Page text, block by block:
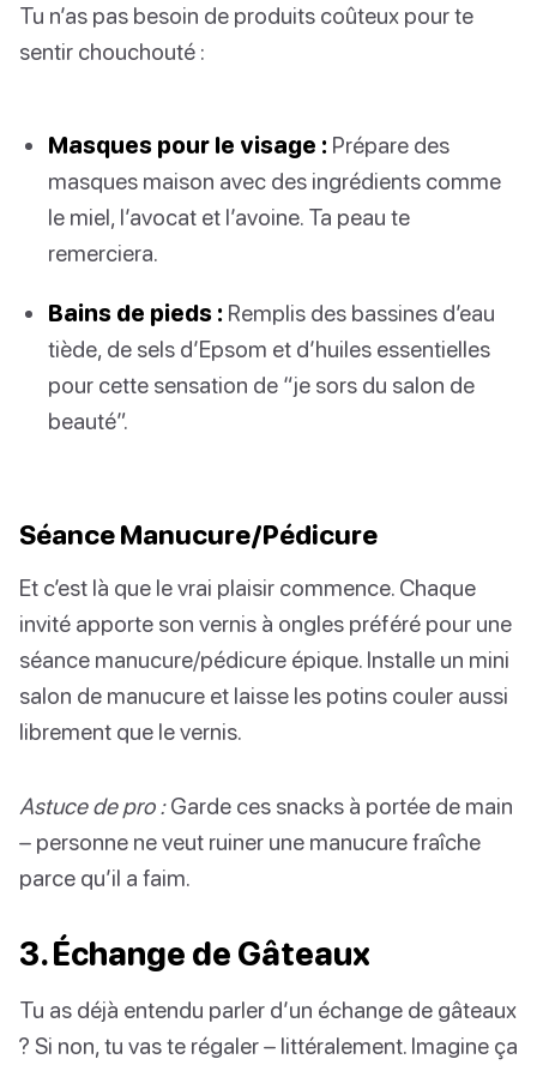
Tu n’as pas besoin de produits coûteux pour te
sentir chouchouté :
Masques pour le visage : Prépare des
masques maison avec des ingrédients comme
le miel, l’avocat et l’avoine. Ta peau te
remerciera.
Bains de pieds : Remplis des bassines d’eau
tiède, de sels d’Epsom et d’huiles essentielles
pour cette sensation de “je sors du salon de
beauté”.
Séance Manucure/Pédicure
Et c’est là que le vrai plaisir commence. Chaque
invité apporte son vernis à ongles préféré pour une
séance manucure/pédicure épique. Installe un mini
salon de manucure et laisse les potins couler aussi
librement que le vernis.
Astuce de pro :Garde ces snacks à portée de main
– personne ne veut ruiner une manucure fraîche
parce qu’il a faim.
3. Échange de Gâteaux
Tu as déjà entendu parler d’un échange de gâteaux
? Si non, tu vas te régaler – littéralement. Imagine ça